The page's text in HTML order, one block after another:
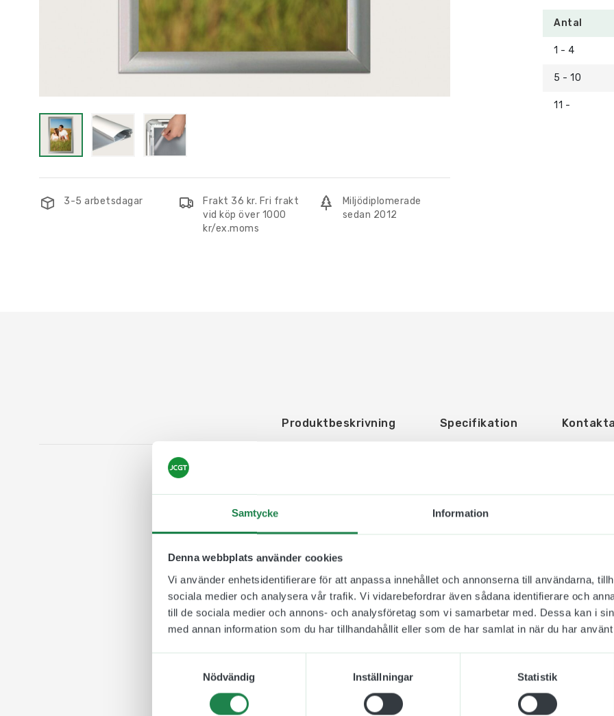
Samtycke Information
Denna webbplats använder cookies
Vi använder enhetsidentifierare för att anpassa innehållet och annonserna till användarna,
sociala medier och analysera vår trafik. Vi vidarebefordrar även sådana identifierare och
till de sociala medier och annons- och analysföretag som vi samarbetar med. Dessa kan i
med annan information som du har tillhandahållit eller som de har samlat in när du har
Nödvändig
Inställningar Statistik
3-5 arbetsdagar
Frakt 36 kr. Fri frakt
vid köp över 1000
kr/ex.moms
Miljödiplomerade
sedan 2012
Antal
1 - 4
5 - 10
11 -
Produktbeskrivning Specifikation
En annan variant av den klassiska snäppramen i aluminium som är skapad för
storlek passar är vanlig på filmaffischer och posters. Denna ramtyp skapar en
ert motiv och budskap. Eftersom den är tillverkad i aluminium så rostar den
Ramtjocklek: 25 mm